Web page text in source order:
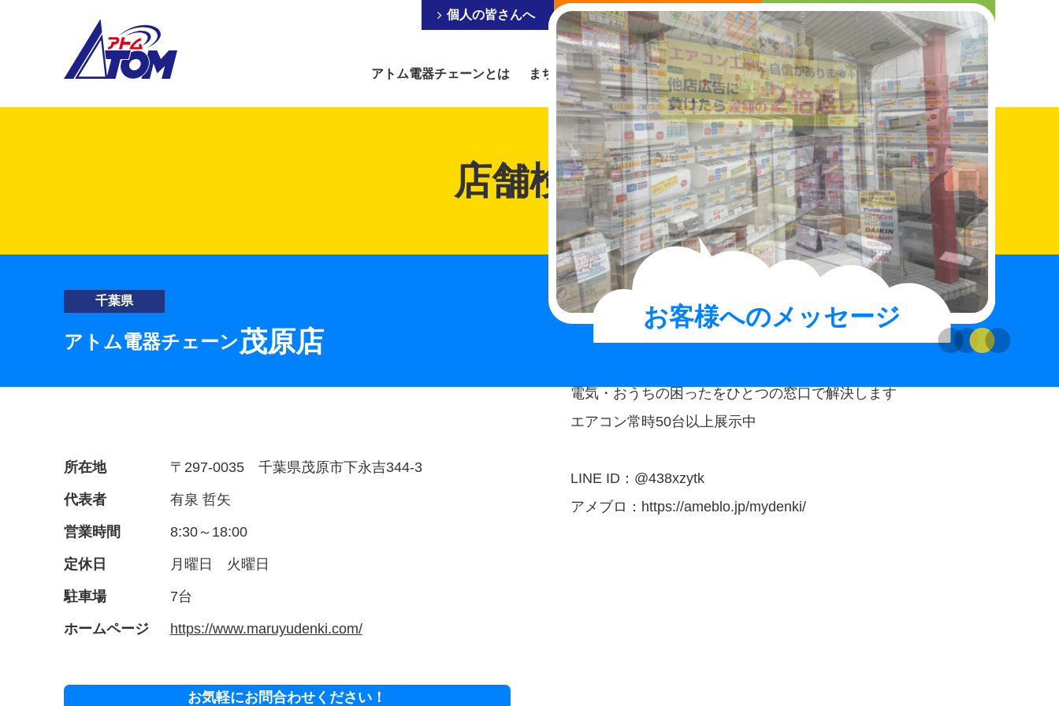
アトム電器チェーンとは まちの電器屋にできること お知らせ 店舗検索 お買得情報 お問い合わせ
個人の皆さんへ 事業を営まれている皆さんへ まちの電器屋さんになりたい人へ
店舗検索
千葉県
アトム電器チェーン茂原店
所在地 〒297-0035 千葉県茂原市下永吉344-3
代表者 有泉 哲矢
営業時間 8:30～18:00
定休日 月曜日 火曜日
駐車場 7台
ホームページ https://www.maruyudenki.com/
お気軽にお問合わせください！
お客様へのメッセージ
電気・おうちの困ったをひとつの窓口で解決します
エアコン常時50台以上展示中
LINE ID：@438xzytk
アメブロ：https://ameblo.jp/mydenki/